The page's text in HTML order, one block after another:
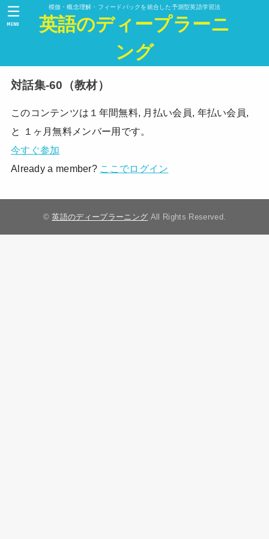
模倣・概念理解・フィードバックを統合した予測型英語学習法
英語のディープラーニ
ング
MENU
対話集-60（教材）
このコンテンツは１年間無料, 月払い会員, 年払い会員,
と １ヶ月無料メンバー用です。
今すぐ参加
Already a member? ここでログイン
©英語のディープラーニング All Rights Reserved.